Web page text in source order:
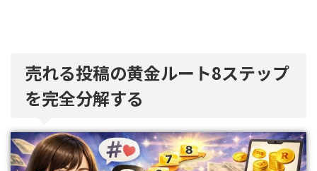
売れる投稿の黄金ルート8ステップ
を完全分解する